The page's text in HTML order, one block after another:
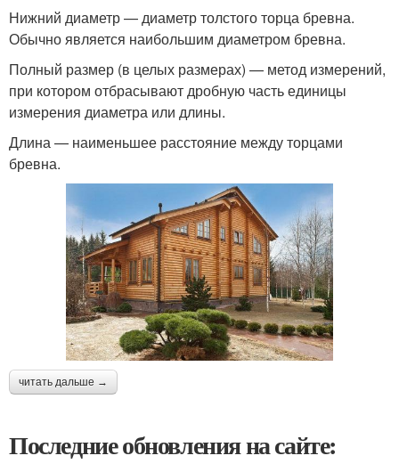
Нижний диаметр — диаметр толстого торца бревна.
Обычно является наибольшим диаметром бревна.
Полный размер (в целых размерах) — метод измерений,
при котором отбрасывают дробную часть единицы
измерения диаметра или длины.
Длина — наименьшее расстояние между торцами
бревна.
читать дальше →
Последние обновления на сайте: